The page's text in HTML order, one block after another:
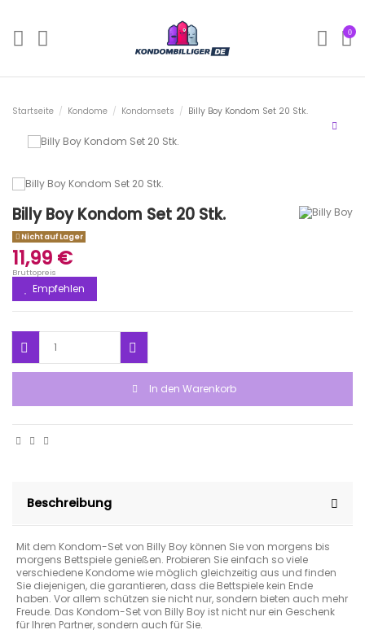
0
Startseite Kondome Kondomsets Billy Boy Kondom Set 20 Stk.
Billy Boy Kondom Set 20 Stk.
Nicht auf Lager
11,99 €
Bruttopreis
Empfehlen
In den Warenkorb
Beschreibung
Mit dem Kondom-Set von Billy Boy können Sie von morgens bis
morgens Bettspiele genießen. Probieren Sie einfach so viele
verschiedene Kondome wie möglich gleichzeitig aus und finden
Sie diejenigen, die garantieren, dass die Bettspiele kein Ende
haben. Vor allem schützen sie nicht nur, sondern bieten auch mehr
Freude. Das Kondom-Set von Billy Boy ist nicht nur ein Geschenk
für Ihren Partner, sondern auch für Sie.